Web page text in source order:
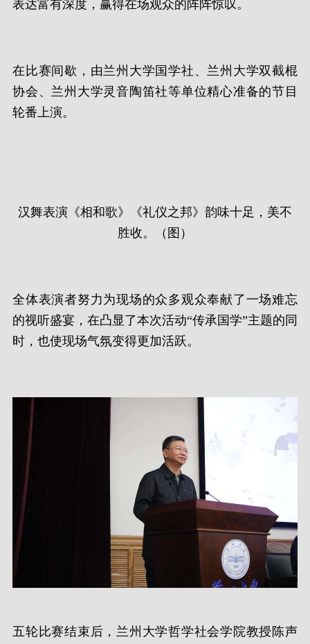
表达富有深度，赢得在场观众的阵阵惊叹。
在比赛间歇，由兰州大学国学社、兰州大学双截棍
协会、兰州大学灵音陶笛社等单位精心准备的节目
轮番上演。
汉舞表演《相和歌》《礼仪之邦》韵味十足，美不
胜收。（图）
全体表演者努力为现场的众多观众奉献了一场难忘
的视听盛宴，在凸显了本次活动“传承国学”主题的同
时，也使现场气氛变得更加活跃。
五轮比赛结束后，兰州大学哲学社会学院教授陈声